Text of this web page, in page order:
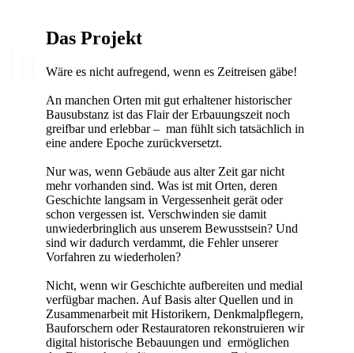
...Geschichte(n)
4D
Das Projekt
Wäre es nicht aufregend, wenn es Zeitreisen gäbe!
An manchen Orten mit gut erhaltener historischer
Bausubstanz ist das Flair der Erbauungszeit noch
greifbar und erlebbar – man fühlt sich tatsächlich in
eine andere Epoche zurückversetzt.
Nur was, wenn Gebäude aus alter Zeit gar nicht
mehr vorhanden sind. Was ist mit Orten, deren
Geschichte langsam in Vergessenheit gerät oder
schon vergessen ist. Verschwinden sie damit
unwiederbringlich aus unserem Bewusstsein? Und
sind wir dadurch verdammt, die Fehler unserer
Vorfahren zu wiederholen?
Nicht, wenn wir Geschichte aufbereiten und medial
verfügbar machen. Auf Basis alter Quellen und in
Zusammenarbeit mit Historikern, Denkmalpflegern,
Bauforschern oder Restauratoren rekonstruieren wir
digital historische Bebauungen und ermöglichen